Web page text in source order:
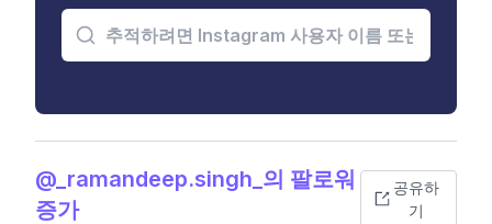
@_ramandeep.singh_의 팔로워
증가
공유하
기